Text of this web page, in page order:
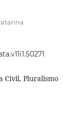
Civil, Pluralismo